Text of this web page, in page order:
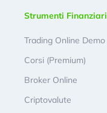
Strumenti Finanziari
Trading Online Demo
Corsi (Premium)
Broker Online
Criptovalute